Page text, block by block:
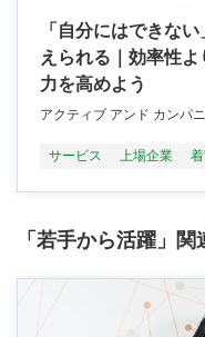
「自分にはできな
えられる｜効率性
力を高めよう
アクティブ アンド カンパ
サービス 上場企業
「若手から活躍」